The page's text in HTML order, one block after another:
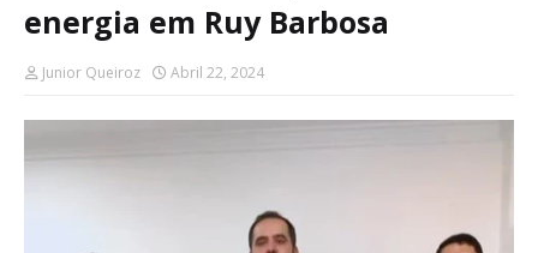
energia em Ruy Barbosa
Junior Queiroz Abril 22, 2024